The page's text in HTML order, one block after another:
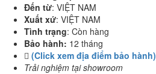
Đến từ: VIỆT NAM
Xuất xứ: VIỆT NAM
Tình trạng: Còn hàng
Bảo hành: 12 tháng
(Click xem địa điểm bảo hành)
Trải nghiệm tại showroom